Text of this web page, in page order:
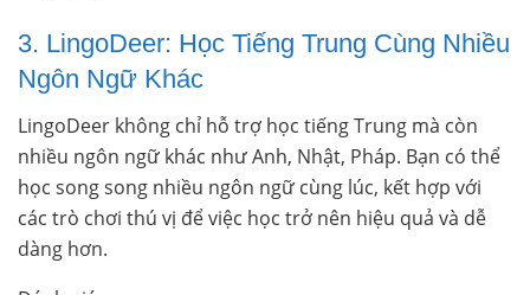
3. LingoDeer: Học Tiếng Trung Cùng Nhiều
Ngôn Ngữ Khác
LingoDeer không chỉ hỗ trợ học tiếng Trung mà còn
nhiều ngôn ngữ khác như Anh, Nhật, Pháp. Bạn có thể
học song song nhiều ngôn ngữ cùng lúc, kết hợp với
các trò chơi thú vị để việc học trở nên hiệu quả và dễ
dàng hơn.